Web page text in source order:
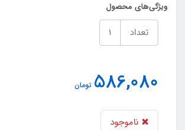
ویژگی‌های محصول
تعداد
586,080 تومان
ناموجود